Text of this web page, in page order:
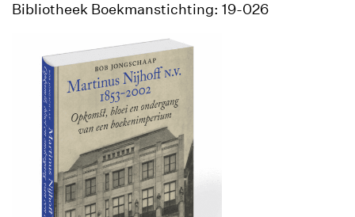
Bibliotheek Boekmanstichting: 19-026